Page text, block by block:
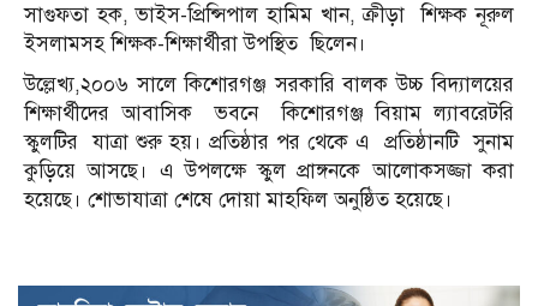
সাগুফতা হক, ভাইস-প্রিন্সিপাল হামিম খান, ক্রীড়া শিক্ষক নূরুল
ইসলামসহ শিক্ষক-শিক্ষার্থীরা উপস্থিত ছিলেন।
উল্লেখ্য,২০০৬ সালে কিশোরগঞ্জ সরকারি বালক উচ্চ বিদ্যালয়ের
শিক্ষার্থীদের আবাসিক ভবনে কিশোরগঞ্জ বিয়াম ল্যাবরেটরি
স্কুলটির যাত্রা শুরু হয়। প্রতিষ্ঠার পর থেকে এ প্রতিষ্ঠানটি সুনাম
কুড়িয়ে আসছে। এ উপলক্ষে স্কুল প্রাঙ্গনকে আলোকসজ্জা করা
হয়েছে। শোভাযাত্রা শেষে দোয়া মাহফিল অনুষ্ঠিত হয়েছে।